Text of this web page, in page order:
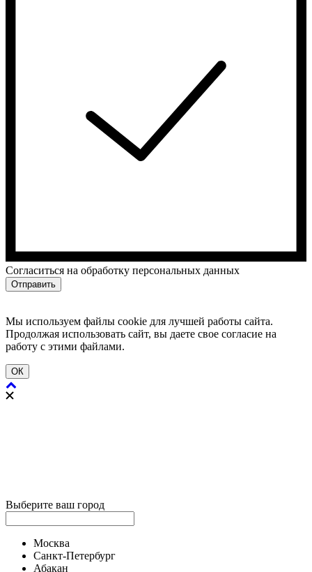
Cогласиться на обработку персональных данных
Отправить
Мы используем файлы cookie для лучшей работы сайта.
Продолжая использовать сайт, вы даете свое согласие на
работу с этими файлами.
ОК
Выберите ваш город
Москва
Санкт-Петербург
Абакан